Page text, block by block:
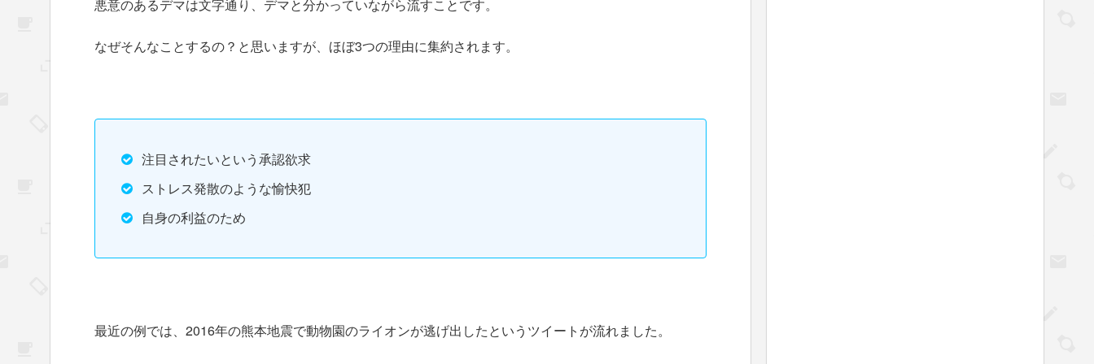
悪意のあるデマは文字通り、デマと分かっていながら流すことです。
なぜそんなことするの？と思いますが、ほぼ3つの理由に集約されます。
注目されたいという承認欲求
ストレス発散のような愉快犯
自身の利益のため
最近の例では、2016年の熊本地震で動物園のライオンが逃げ出したというツイートが流れました。